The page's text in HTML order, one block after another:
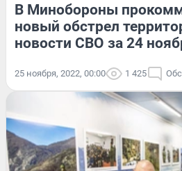
В Минобороны
новый обстрел
новости СВО за 24
25 ноября, 2022, 00:00 1 425